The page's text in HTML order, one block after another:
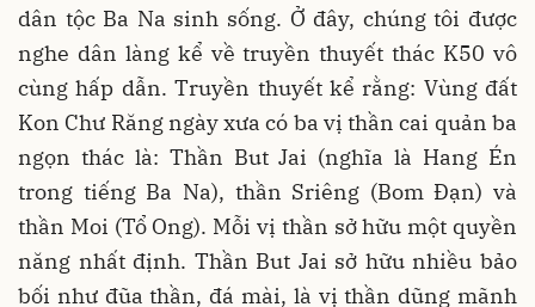
dân tộc Ba Na sinh sống. Ở đây, chúng tôi được
nghe dân làng kể về truyền thuyết thác K50 vô
cùng hấp dẫn. Truyền thuyết kể rằng: Vùng đất
Kon Chư Răng ngày xưa có ba vị thần cai quản ba
ngọn thác là: Thần But Jai (nghĩa là Hang Én
trong tiếng Ba Na), thần Sriêng (Bom Đạn) và
thần Moi (Tổ Ong). Mỗi vị thần sở hữu một quyền
năng nhất định. Thần But Jai sở hữu nhiều bảo
bối như đũa thần, đá mài, là vị thần dũng mãnh